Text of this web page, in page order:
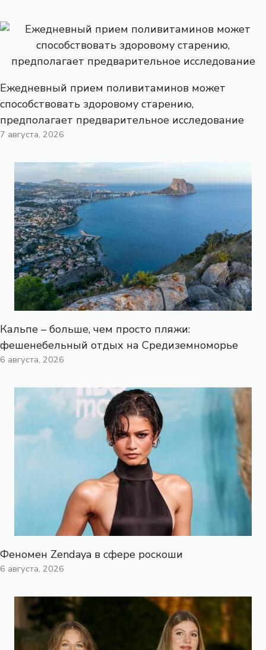
Ежедневный прием поливитаминов может
способствовать здоровому старению,
предполагает предварительное исследование
7 августа, 2026
Кальпе – больше, чем просто пляжи:
фешенебельный отдых на Средиземноморье
6 августа, 2026
Феномен Zendaya в сфере роскоши
6 августа, 2026